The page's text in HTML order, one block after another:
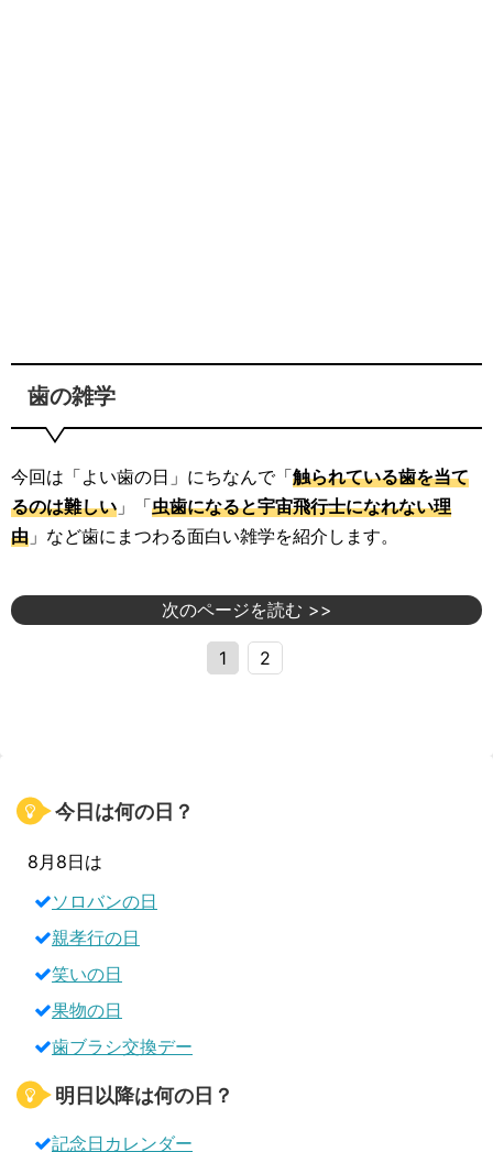
歯の雑学
今回は「よい歯の日」にちなんで「触られている歯を当て
るのは難しい 」「虫歯になると宇宙飛行士になれない理
由 」など歯にまつわる面白い雑学を紹介します。
次のページを読む >>
1 2
今日は何の日？
8月8日は
ソロバンの日
親孝行の日
笑いの日
果物の日
歯ブラシ交換デー
明日以降は何の日？
記念日カレンダー